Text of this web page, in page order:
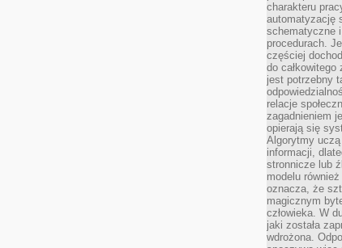
charakteru
automatyzację
schematyczne
procedurach.
częściej
do całkowitego
jest potrzebny
relacje
zagadnieniem
opierają się
Algorytmy
informacji,
stronnicze lub
modelu
oznacza, że
magicznym
człowieka. W
jaki została
wdrożona.